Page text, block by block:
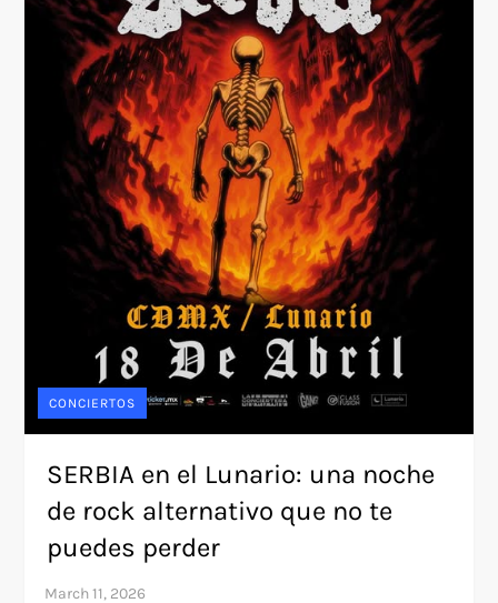
CONCIERTOS
SERBIA en el Lunario: una noche
de rock alternativo que no te
puedes perder